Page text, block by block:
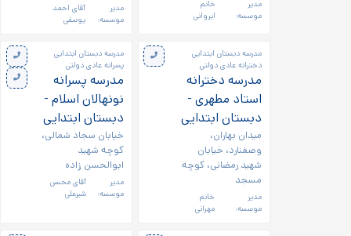
مدیر
موسسه:
خانم
ایروانی
مدیر
موسسه:
آقای احمد
یوسفی
مدرسه دبستان ابتدایی
دخترانه عادی دولتی
مدرسه دخترانه
استاد مطهری -
دبستان ابتدایی
میدان بهاران،
وصفنارد، خیابان
شهید رمضانی، کوچه
مسجد
مدیر
موسسه:
خانم
مهرانی
مدرسه دبستان ابتدایی
پسرانه عادی دولتی
مدرسه پسرانه
نونهالان اسلام -
دبستان ابتدایی
خیابان سجاد شمالی،
کوچه شهید
ابوالحسن زاده
مدیر
موسسه:
آقای محسن
شیرعلی